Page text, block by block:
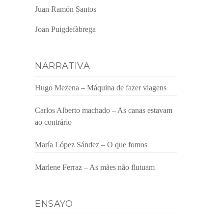
Juan Ramón Santos
Joan Puigdefàbrega
NARRATIVA
Hugo Mezena – Máquina de fazer viagens
Carlos Alberto machado – As canas estavam
ao contrário
María López Sández – O que fomos
Marlene Ferraz – As mães não flutuam
ENSAYO